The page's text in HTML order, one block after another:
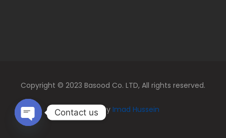
Copyright © 2023 Basood Co. LTD, All rights reserved.
Designed by Imad Hussein
Contact us